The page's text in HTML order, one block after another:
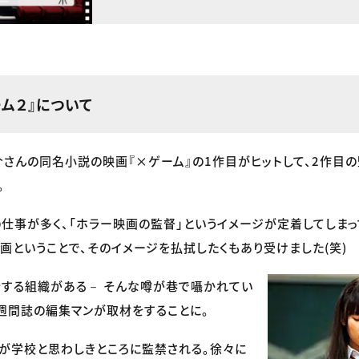
２』について
んの同名小説の映画『×ゲーム』の1作目がヒットして、2作目
事が多く、「ホラー映画の監督」というイメージが定着してしまっ
ということで、そのイメージを払拭したくもあり受けました(笑)
る組織がある－ そんな噂が巷で囁かれてい
間誌の編集マンが取材をすることに。
学校と思わしきところに監禁される。徐々に